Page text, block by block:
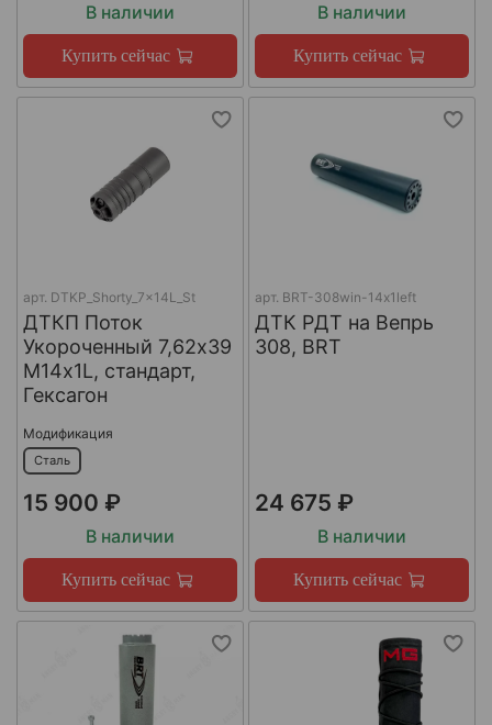
В наличии
Купить сейчас
В наличии
Купить сейчас
арт. DTKP_Shorty_7x14L_St
ДТКП Поток
Укороченный 7,62х39
М14х1L, стандарт,
Гексагон
Модификация
Сталь
15 900 ₽
В наличии
Купить сейчас
арт. BRT-308win-14х1left
ДТК РДТ на Вепрь
308, BRT
24 675 ₽
В наличии
Купить сейчас